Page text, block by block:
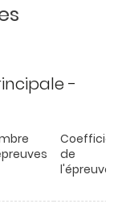
-
de
l'épreuve